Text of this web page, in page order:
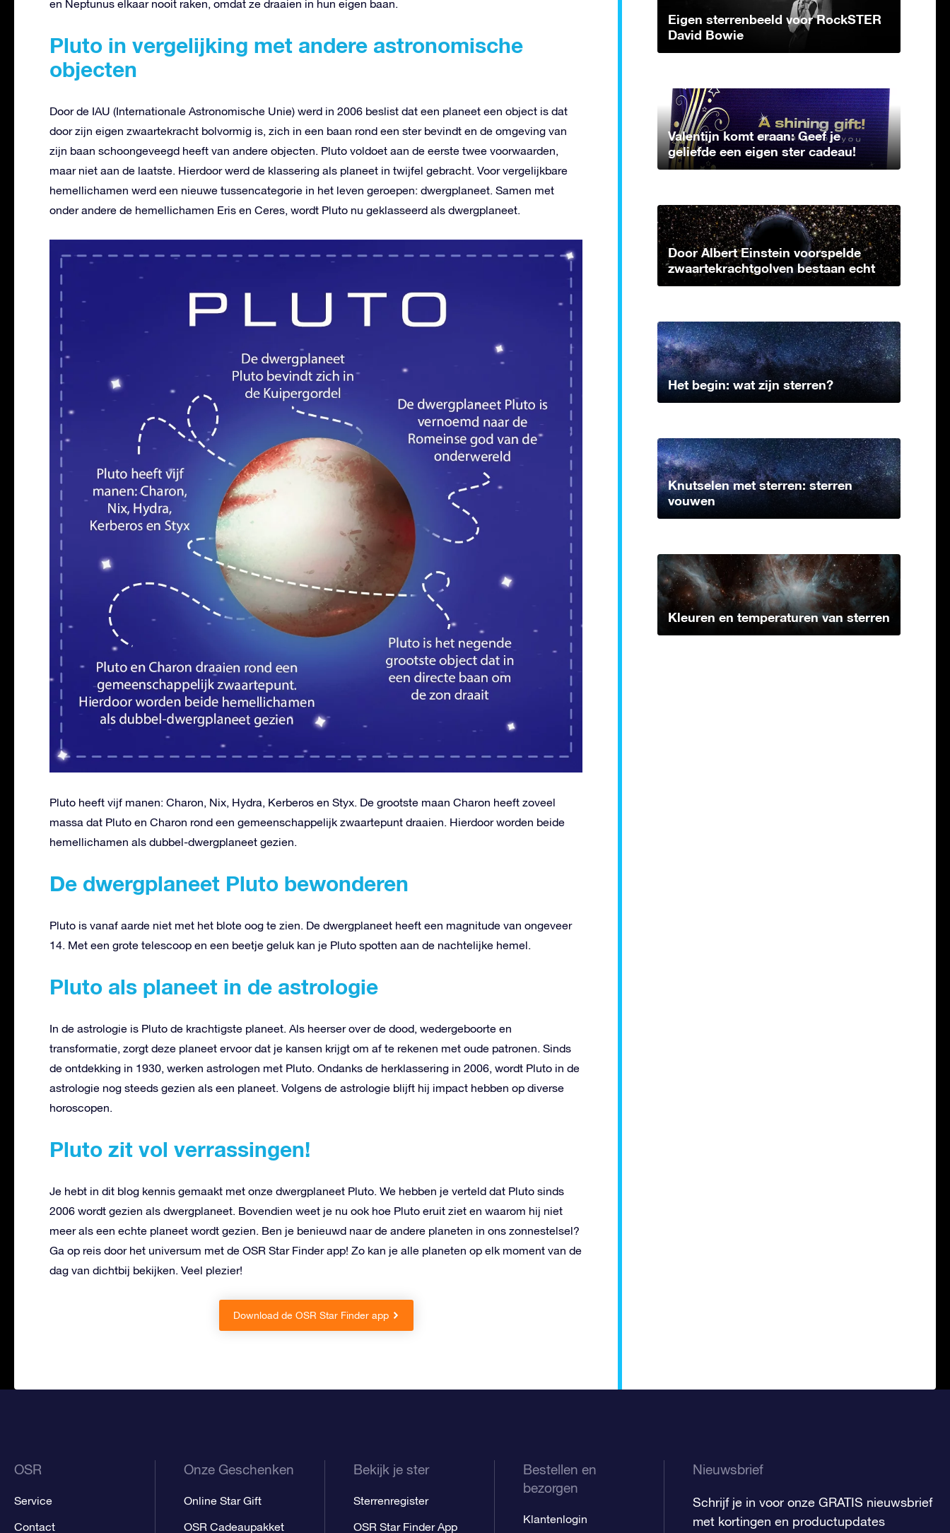
en Neptunus elkaar nooit raken, omdat ze draaien in hun eigen baan.
Pluto in vergelijking met andere astronomische
objecten
Door de IAU (Internationale Astronomische Unie) werd in 2006 beslist dat een planeet een object is dat
door zijn eigen zwaartekracht bolvormig is, zich in een baan rond een ster bevindt en de omgeving van
zijn baan schoongeveegd heeft van andere objecten. Pluto voldoet aan de eerste twee voorwaarden,
maar niet aan de laatste. Hierdoor werd de klassering als planeet in twijfel gebracht. Voor vergelijkbare
hemellichamen werd een nieuwe tussencategorie in het leven geroepen: dwergplaneet. Samen met
onder andere de hemellichamen Eris en Ceres, wordt Pluto nu geklasseerd als dwergplaneet.
Pluto heeft vijf manen: Charon, Nix, Hydra, Kerberos en Styx. De grootste maan Charon heeft zoveel
massa dat Pluto en Charon rond een gemeenschappelijk zwaartepunt draaien. Hierdoor worden beide
hemellichamen als dubbel-dwergplaneet gezien.
De dwergplaneet Pluto bewonderen
Pluto is vanaf aarde niet met het blote oog te zien. De dwergplaneet heeft een magnitude van ongeveer
14. Met een grote telescoop en een beetje geluk kan je Pluto spotten aan de nachtelijke hemel.
Pluto als planeet in de astrologie
In de astrologie is Pluto de krachtigste planeet. Als heerser over de dood, wedergeboorte en
transformatie, zorgt deze planeet ervoor dat je kansen krijgt om af te rekenen met oude patronen. Sinds
de ontdekking in 1930, werken astrologen met Pluto. Ondanks de herklassering in 2006, wordt Pluto in de
astrologie nog steeds gezien als een planeet. Volgens de astrologie blijft hij impact hebben op diverse
horoscopen.
Pluto zit vol verrassingen!
Je hebt in dit blog kennis gemaakt met onze dwergplaneet Pluto. We hebben je verteld dat Pluto sinds
2006 wordt gezien als dwergplaneet. Bovendien weet je nu ook hoe Pluto eruit ziet en waarom hij niet
meer als een echte planeet wordt gezien. Ben je benieuwd naar de andere planeten in ons zonnestelsel?
Ga op reis door het universum met de OSR Star Finder app! Zo kan je alle planeten op elk moment van de
dag van dichtbij bekijken. Veel plezier!
Download de OSR Star Finder app
Eigen sterrenbeeld voor RockSTER
David Bowie
Valentijn komt eraan: Geef je
geliefde een eigen ster cadeau!
Door Albert Einstein voorspelde
zwaartekrachtgolven bestaan echt
Het begin: wat zijn sterren?
Knutselen met sterren: sterren
vouwen
Kleuren en temperaturen van sterren
OSR
Service
Contact
Onze Geschenken
Online Star Gift
OSR Cadeaupakket
Bekijk je ster
Sterrenregister
OSR Star Finder App
Bestellen en
bezorgen
Klantenlogin
Nieuwsbrief
Schrijf je in voor onze GRATIS nieuwsbrief
met kortingen en productupdates